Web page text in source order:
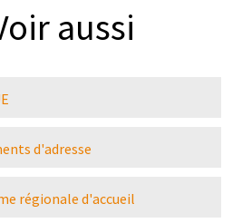
aussi
d'adresse
régionale d'accueil